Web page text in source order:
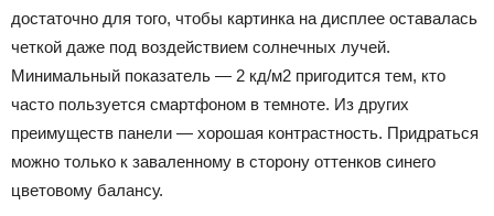
достаточно для того, чтобы картинка на дисплее оставалась
четкой даже под воздействием солнечных лучей.
Минимальный показатель — 2 кд/м2 пригодится тем, кто
часто пользуется смартфоном в темноте. Из других
преимуществ панели — хорошая контрастность. Придраться
можно только к заваленному в сторону оттенков синего
цветовому балансу.